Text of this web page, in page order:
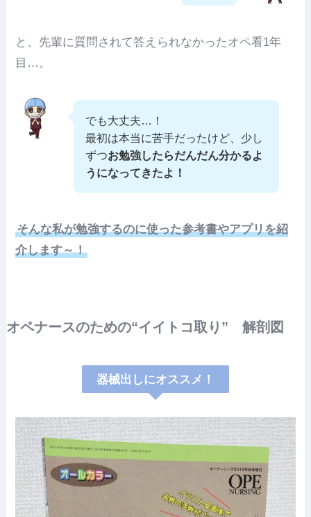
と、先輩に質問されて答えられなかったオペ看1年
目…。
でも大丈夫…！
最初は本当に苦手だったけど、少し
ずつお勉強したらだんだん分かるよ
うになってきたよ！
そんな私が勉強するのに使った参考書やアプリを紹
介します～！
オペナースのための“イイトコ取り” 解剖図
器械出しにオススメ！